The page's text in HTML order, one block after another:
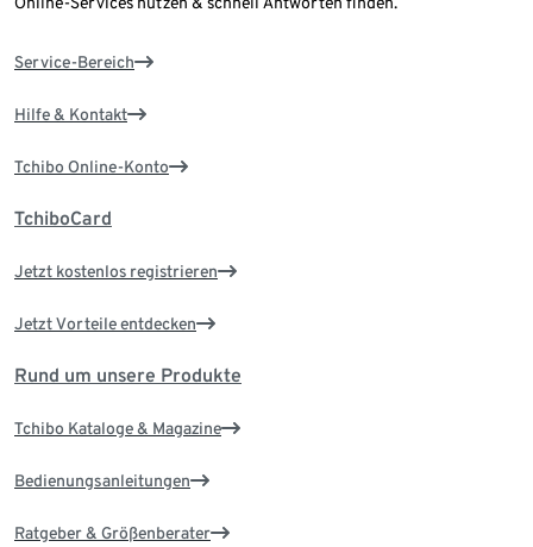
Service-Bereich
Hilfe & Kontakt
Tchibo Online-Konto
TchiboCard
Jetzt kostenlos registrieren
Jetzt Vorteile entdecken
Rund um unsere Produkte
Tchibo Kataloge & Magazine
Bedienungsanleitungen
Ratgeber & Größenberater